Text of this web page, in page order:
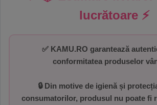
lucrătoare ⚡
✅ KAMU.RO garantează
conformitatea produselor
🔒 Din motive de igienă și
consumatorilor, produsul nu poate fi